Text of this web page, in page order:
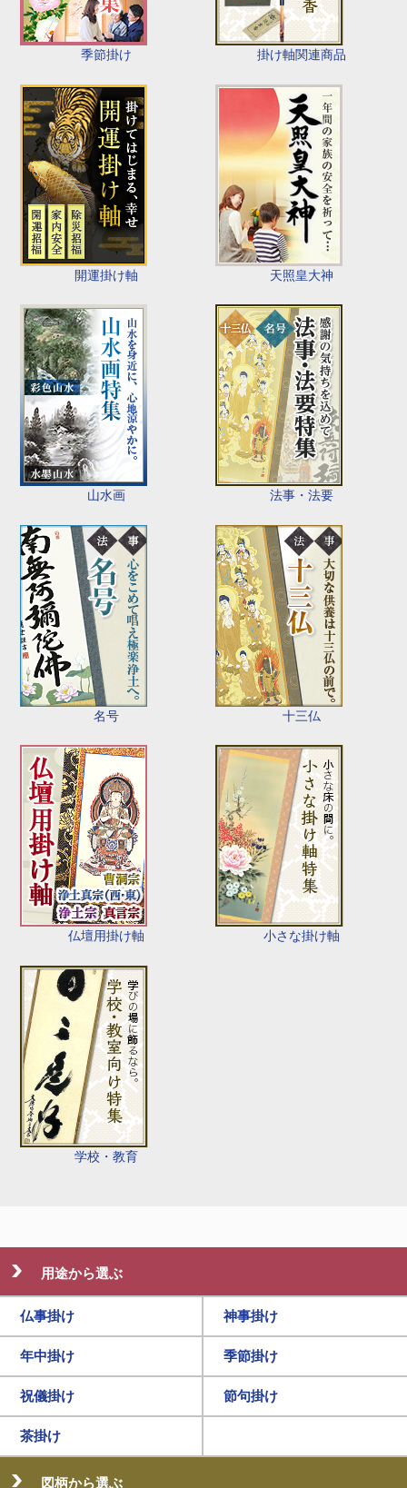
季節掛け 掛け軸関連商品
開運掛け軸 天照皇大神
山水画 法事・法要
名号 十三仏
仏壇用掛け軸 小さな掛け軸
学校・教育
用途から選ぶ
仏事掛け 神事掛け
年中掛け 季節掛け
祝儀掛け 節句掛け
茶掛け
図柄から選ぶ